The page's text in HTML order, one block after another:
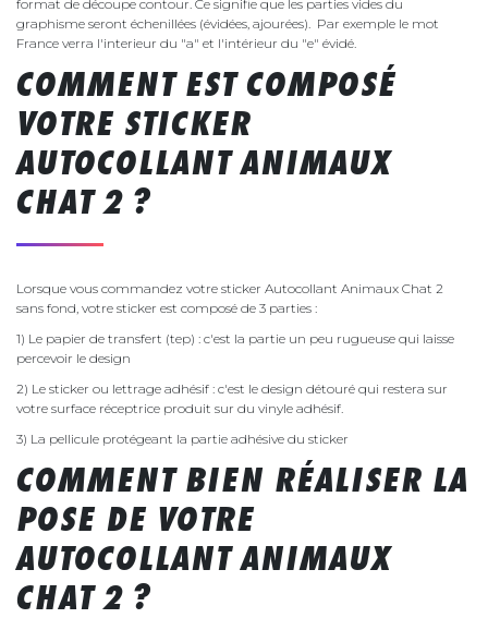
format de découpe contour. Ce signifie que les parties vides du
graphisme seront échenillées (évidées, ajourées). Par exemple le mot
France verra l'interieur du "a" et l'intérieur du "e" évidé.
COMMENT EST COMPOSÉ
VOTRE STICKER
AUTOCOLLANT ANIMAUX
CHAT 2 ?
Lorsque vous commandez votre sticker Autocollant Animaux Chat 2
sans fond, votre sticker est composé de 3 parties :
1) Le papier de transfert (tep) : c'est la partie un peu rugueuse qui laisse
percevoir le design
2) Le sticker ou lettrage adhésif : c'est le design détouré qui restera sur
votre surface réceptrice produit sur du vinyle adhésif.
3) La pellicule protégeant la partie adhésive du sticker
COMMENT BIEN RÉALISER LA
POSE DE VOTRE
AUTOCOLLANT ANIMAUX
CHAT 2 ?